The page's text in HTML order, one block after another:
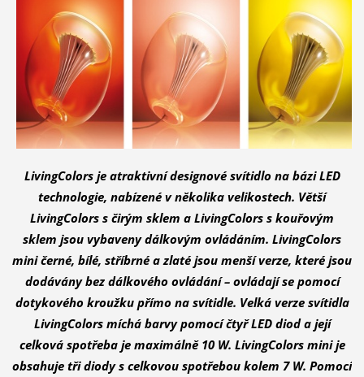
LivingColors je atraktivní designové svítidlo na bázi LED
technologie, nabízené v několika velikostech. Větší
LivingColors s čirým sklem a LivingColors s kouřovým
sklem jsou vybaveny dálkovým ovládáním. LivingColors
mini černé, bílé, stříbrné a zlaté jsou menší verze, které jsou
dodávány bez dálkového ovládání – ovládají se pomocí
dotykového kroužku přímo na svítidle. Velká verze svítidla
LivingColors míchá barvy pomocí čtyř LED diod a její
celková spotřeba je maximálně 10 W. LivingColors mini je
obsahuje tři diody s celkovou spotřebou kolem 7 W. Pomocí